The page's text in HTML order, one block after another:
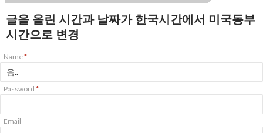
글을 올린 시간과 날짜가 한국시간에서 미국동부
시간으로 변경
Name*
Password *
Email